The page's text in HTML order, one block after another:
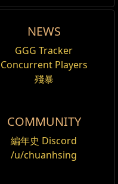
NEWS
GGG Tracker
Concurrent Players
殘暴
COMMUNITY
編年史 Discord
/u/chuanhsing